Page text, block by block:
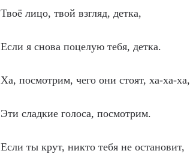
Твоё лицо, твой взгляд, детка,
Если я снова поцелую тебя, детка.
Ха, посмотрим, чего они стоят, ха-ха-ха,
Эти сладкие голоса, посмотрим.
Если ты крут, никто тебя не остановит,